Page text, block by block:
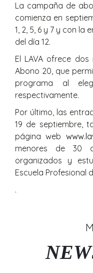
La campaña de
comienza en
1, 2, 5, 6 y 7 y con la
del día 12.
El LAVA ofrece
Abono 20, que
programa al
respectivamente.
Por último, las
19 de septiembre,
página web
menores de 30
organizados y
Escuela Profesional
.